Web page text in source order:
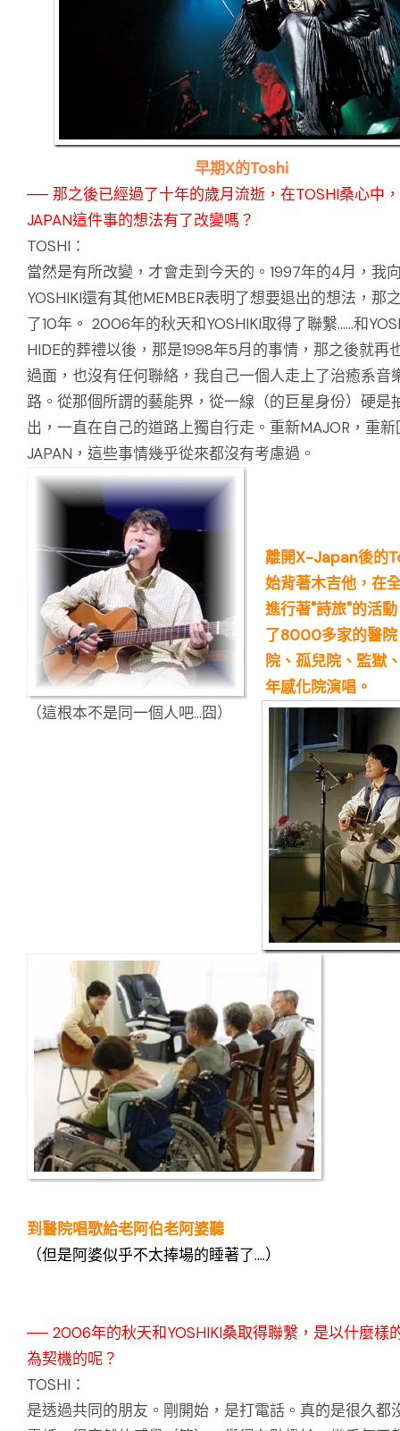
早期X的Toshi
── 那之後已經過了十年的歲月流逝，在TOSHI桑心中
JAPAN這件事的想法有了改變嗎？
TOSHI：
當然是有所改變，才會走到今天的。1997年的4月，我
YOSHIKI還有其他MEMBER表明了想要退出的想法，那
了10年。 2006年的秋天和YOSHIKI取得了聯繫……和
HIDE的葬禮以後，那是1998年5月的事情，那之後就再
過面，也沒有任何聯絡，我自己一個人走上了治癒系音
路。從那個所謂的藝能界，從一線（的巨星身份）硬是
出，一直在自己的道路上獨自行走。重新MAJOR，重新
JAPAN，這些事情幾乎從來都沒有考慮過。
離開X-Japan後的
始背著木吉他，在
進行著"詩旅"的活
了8000多家的醫院
院、孤兒院、監獄
年感化院演唱。
（這根本不是同一個人吧...囧）
到醫院唱歌給老阿伯老阿婆聽
（但是阿婆似乎不太捧場的睡著了....）
── 2006年的秋天和YOSHIKI桑取得聯繫，是以什麼樣
為契機的呢？
TOSHI：
是透過共同的朋友。剛開始，是打電話。真的是很久都